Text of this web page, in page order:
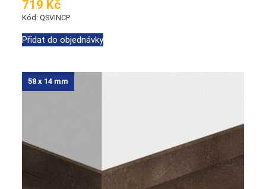
719 Kč
Kód: QSVINCP
Přidat do objednávky
58 x 14 mm